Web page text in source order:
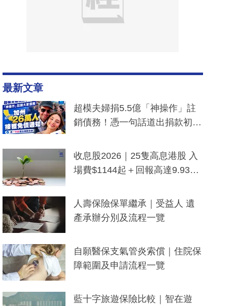
最新文章
超模夫婦捐5.5億「神操作」註
銷債務！憑一句話道出捐款初
一度被誤當詐騙手段
收息股2026｜25隻高息港股 入
場費$1144起＋回報高達9.93
人壽保險保單繼承｜受益人 遺
產承辦分別及流程一覽
自願醫保支氣管炎索償｜住院保
障範圍及申請流程一覽
藍十字旅遊保險比較｜智在遊